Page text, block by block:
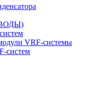
VRF-системы
систем